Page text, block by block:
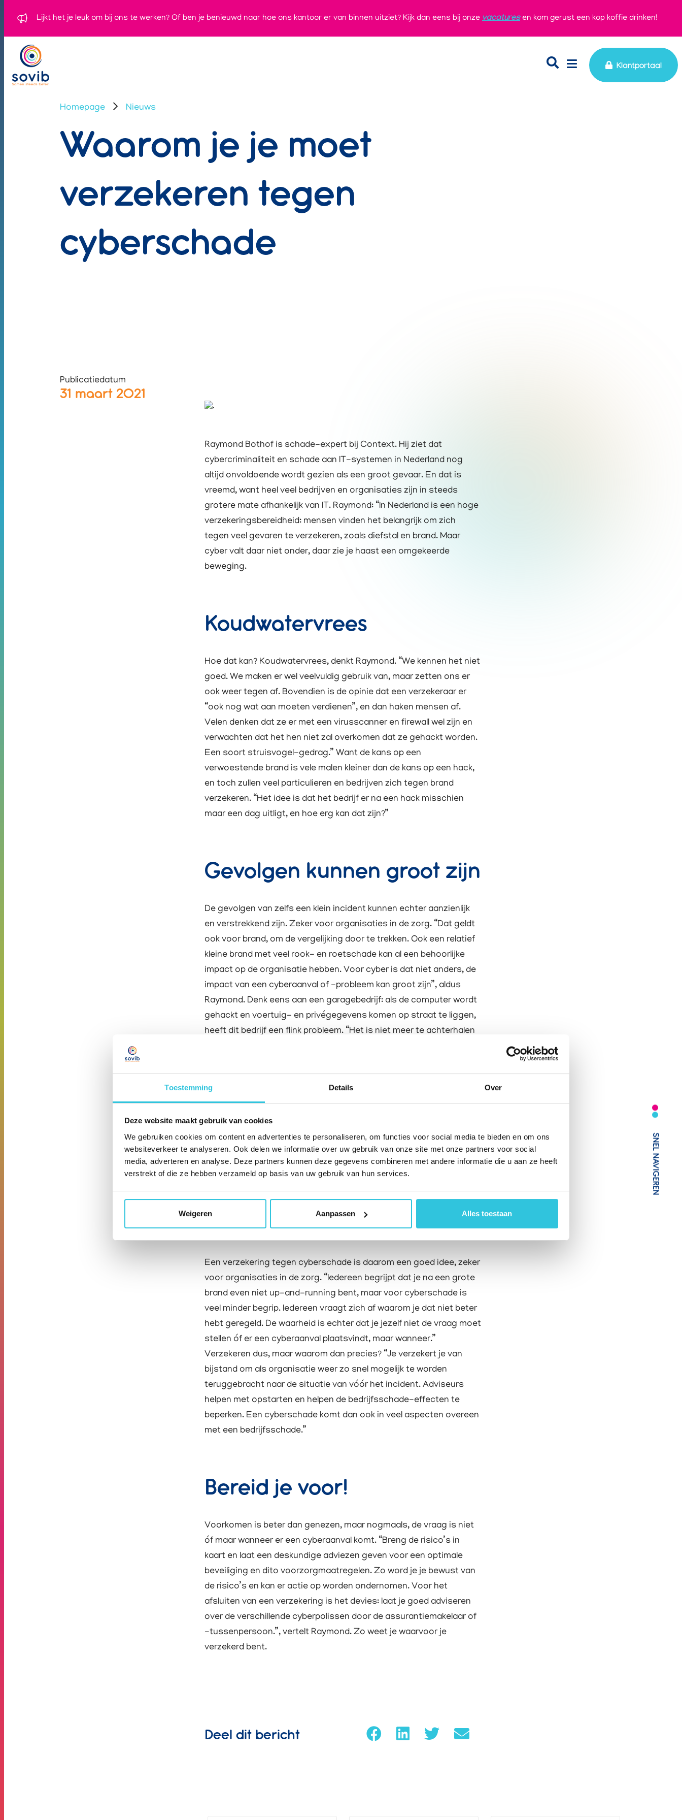
Toestemming Details Over
Deze website maakt gebruik van cookies
We gebruiken cookies om content en advertenties te personaliseren, om functies voor social media te bieden en om ons
websiteverkeer te analyseren. Ook delen we informatie over uw gebruik van onze site met onze partners voor social
media, adverteren en analyse. Deze partners kunnen deze gegevens combineren met andere informatie die u aan ze heeft
verstrekt of die ze hebben verzameld op basis van uw gebruik van hun services.
Weigeren Aanpassen Alles toestaan
Lijkt het je leuk om bij ons te werken? Of ben je benieuwd naar hoe ons kantoor er van binnen uitziet? Kijk dan eens bij onze vacaturesen kom gerust een kop koffie drinken!
Klantportaal
SNEL NAVIGEREN
Homepage Nieuws
Waarom je je moet
verzekeren tegen
cyberschade
Publicatiedatum
31 maart 2021
Raymond Bothof is schade-expert bij Context. Hij ziet dat
cybercriminaliteit en schade aan IT-systemen in Nederland nog
altijd onvoldoende wordt gezien als een groot gevaar. En dat is
vreemd, want heel veel bedrijven en organisaties zijn in steeds
grotere mate afhankelijk van IT. Raymond: “In Nederland is een hoge
verzekeringsbereidheid: mensen vinden het belangrijk om zich
tegen veel gevaren te verzekeren, zoals diefstal en brand. Maar
cyber valt daar niet onder, daar zie je haast een omgekeerde
beweging.
Koudwatervrees
Hoe dat kan? Koudwatervrees, denkt Raymond. “We kennen het niet
goed. We maken er wel veelvuldig gebruik van, maar zetten ons er
ook weer tegen af. Bovendien is de opinie dat een verzekeraar er
“ook nog wat aan moeten verdienen”, en dan haken mensen af.
Velen denken dat ze er met een virusscanner en firewall wel zijn en
verwachten dat het hen niet zal overkomen dat ze gehackt worden.
Een soort struisvogel-gedrag.” Want de kans op een
verwoestende brand is vele malen kleiner dan de kans op een hack,
en toch zullen veel particulieren en bedrijven zich tegen brand
verzekeren. “Het idee is dat het bedrijf er na een hack misschien
maar een dag uitligt, en hoe erg kan dat zijn?”
Gevolgen kunnen groot zijn
De gevolgen van zelfs een klein incident kunnen echter aanzienlijk
en verstrekkend zijn. Zeker voor organisaties in de zorg. “Dat geldt
ook voor brand, om de vergelijking door te trekken. Ook een relatief
kleine brand met veel rook- en roetschade kan al een behoorlijke
impact op de organisatie hebben. Voor cyber is dat niet anders, de
impact van een cyberaanval of -probleem kan groot zijn”, aldus
Raymond. Denk eens aan een garagebedrijf: als de computer wordt
gehackt en voertuig- en privégegevens komen op straat te liggen,
heeft dit bedrijf een flink probleem. “Het is niet meer te achterhalen
ontegenzeggelijk gevolgen hebben voor de toekomstige
bedrijfsvoering van de garagist. Dat is een kwestie van meer dan
fout van een medewerker, kan in de zorg een grote impact hebben.
Data zijn nu eenmaal privacygevoelig en kritisch voor de zorg. “Als
je in een ziekenhuis niet meer weet wie welk medicijn hoort te krijgen
en wat er al is toegediend, heeft men wel een probleem.”
Daarom een verzekering
Een verzekering tegen cyberschade is daarom een goed idee, zeker
voor organisaties in de zorg. “Iedereen begrijpt dat je na een grote
brand even niet up-and-running bent, maar voor cyberschade is
veel minder begrip. Iedereen vraagt zich af waarom je dat niet beter
hebt geregeld. De waarheid is echter dat je jezelf niet de vraag moet
stellen óf er een cyberaanval plaatsvindt, maar wanneer.”
Verzekeren dus, maar waarom dan precies? “Je verzekert je van
bijstand om als organisatie weer zo snel mogelijk te worden
teruggebracht naar de situatie van vóór het incident. Adviseurs
helpen met opstarten en helpen de bedrijfsschade-effecten te
beperken. Een cyberschade komt dan ook in veel aspecten overeen
met een bedrijfsschade.”
Bereid je voor!
Voorkomen is beter dan genezen, maar nogmaals, de vraag is niet
óf maar wanneer er een cyberaanval komt. “Breng de risico’s in
kaart en laat een deskundige adviezen geven voor een optimale
beveiliging en dito voorzorgmaatregelen. Zo word je je bewust van
de risico’s en kan er actie op worden ondernomen. Voor het
afsluiten van een verzekering is het devies: laat je goed adviseren
over de verschillende cyberpolissen door de assurantiemakelaar of
-tussenpersoon.”, vertelt Raymond. Zo weet je waarvoor je
verzekerd bent.
Deel dit bericht